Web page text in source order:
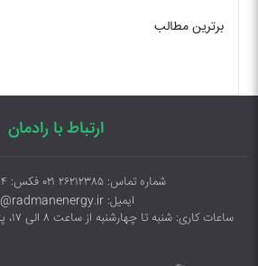
برترین مطالب
ارتباط با رادمان
شماره تماس: ۲۶۲۱۲۳۸۵ ۰۲۱ فکس: ۲۶۲۱۲۳۸۴ ۰۲۱
ایمیل: info@radmanenergy.ir
ساعات کاری: شنبه تا چهارشنبه از ساعت ۸ الی ۱۷، پنج شنبه از ساعت ۸ الی ۱۳